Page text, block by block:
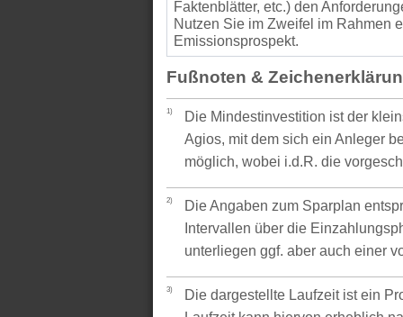
Faktenblätter, etc.) den
Nutzen Sie im Zweifel im Rahmen
Emissionsprospekt.
Fußnoten &
1)
Die Mindestinvestition ist der
Agios, mit dem sich ein Anleger
möglich, wobei i.d.R. die
2)
Die Angaben zum Sparplan
Intervallen über die
unterliegen ggf. aber auch einer
3)
Die dargestellte Laufzeit ist ein